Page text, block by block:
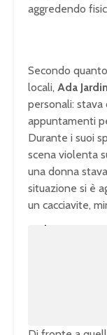
aggredendo
Secondo
locali, Ada
personali: stava
appuntamenti
Durante i suoi
scena violenta
una donna
situazione si è
un cacciavite,